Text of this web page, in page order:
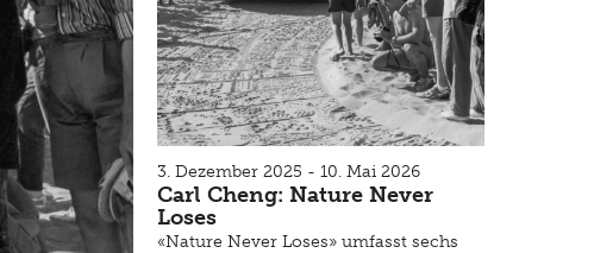
3. Dezember 2025 - 10. Mai 2026
Carl Cheng: Nature Never
Loses
«Nature Never Loses» umfasst sechs